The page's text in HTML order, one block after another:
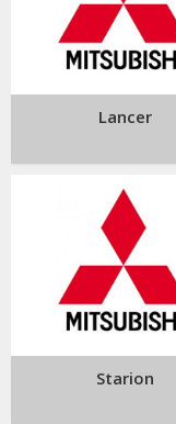
Lancer
Starion